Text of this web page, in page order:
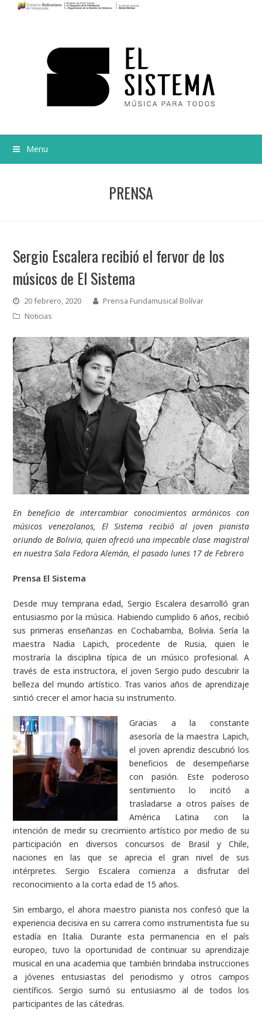
Menu
PRENSA
Sergio Escalera recibió el fervor de los
músicos de El Sistema
20 febrero, 2020
Prensa Fundamusical Bolívar
Noticias
En beneficio de intercambiar conocimientos armónicos con
músicos venezolanos, El Sistema recibió al joven pianista
oriundo de Bolivia, quien ofreció una impecable clase magistral
en nuestra Sala Fedora Alemán, el pasado lunes 17 de Febrero
Prensa El Sistema
Desde muy temprana edad, Sergio Escalera desarrolló gran
entusiasmo por la música. Habiendo cumplido 6 años, recibió
sus primeras enseñanzas en Cochabamba, Bolivia. Sería la
maestra Nadia Lapich, procedente de Rusia, quien le
mostraría la disciplina típica de un músico profesional. A
través de esta instructora, el joven Sergio pudo descubrir la
belleza del mundo artístico. Tras varios años de aprendizaje
sintió crecer el amor hacia su instrumento.
Gracias a la constante
asesoría de la maestra Lapich,
el joven aprendiz descubrió los
beneficios de desempeñarse
con pasión. Este poderoso
sentimiento lo incitó a
trasladarse a otros países de
América Latina con la
intención de medir su crecimiento artístico por medio de su
participación en diversos concursos de Brasil y Chile,
naciones en las que se aprecia el gran nivel de sus
intérpretes. Sergio Escalera comienza a disfrutar del
reconocimiento a la corta edad de 15 años.
Sin embargo, el ahora maestro pianista nos confesó que la
experiencia decisiva en su carrera como instrumentista fue su
estadía en Italia. Durante esta permanencia en el país
europeo, tuvo la oportunidad de continuar su aprendizaje
musical en una academia que también brindaba instrucciones
a jóvenes entusiastas del periodismo y otros campos
científicos. Sergio sumó su entusiasmo al de todos los
participantes de las cátedras.